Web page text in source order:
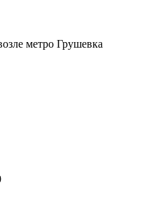
метро Грушевка